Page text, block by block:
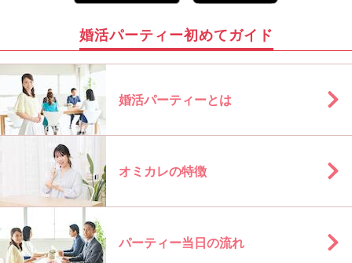
婚活パーティー初めてガイド
婚活パーティーとは
オミカレの特徴
パーティー当日の流れ